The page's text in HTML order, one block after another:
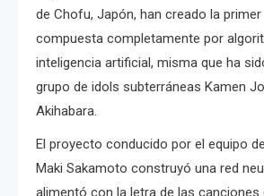
de Chofu, Japón, han creado la
compuesta completamente por
inteligencia artificial, misma que ha
grupo de idols subterráneas Kamen
Akihabara.
El proyecto conducido por el equipo
Maki Sakamoto construyó una red
alimentó con la letra de las canciones